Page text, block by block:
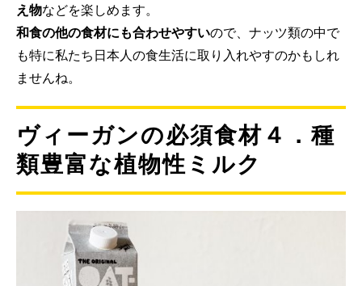
え物などを楽しめます。
和食の他の食材にも合わせやすいので、ナッツ類の中で
も特に私たち日本人の食生活に取り入れやすのかもしれ
ませんね。
ヴィーガンの必須食材４．種
類豊富な植物性ミルク